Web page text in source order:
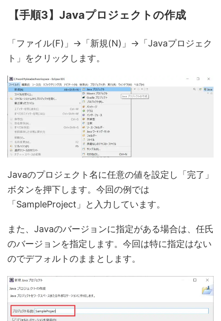
【手順3】Javaプロジェクトの作成
「ファイル(F)」→「新規(N)」→「Javaプロジェク
ト」をクリックします。
Javaのプロジェクト名に任意の値を設定し「完了」
ボタンを押下します。今回の例では
「SampleProject」と入力しています。
また、Javaのバージョンに指定がある場合は、任氏
のバージョンを指定します。今回は特に指定はない
のでデフォルトのままとします。